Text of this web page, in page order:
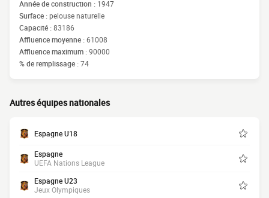
Année de construction : 1947
Surface :pelouse naturelle
Capacité :83186
Affluence moyenne :61008
Affluence maximum :90000
% de remplissage :74
Autres équipes nationales
Espagne U18
Espagne
UEFA Nations League
Espagne U23
Jeux Olympiques